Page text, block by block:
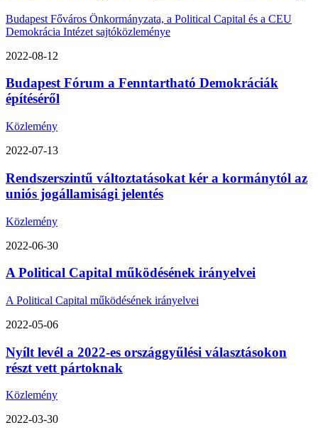
Budapest Főváros Önkormányzata, a Political Capital és a CEU
Demokrácia Intézet sajtóközleménye
2022-08-12
Budapest Fórum a Fenntartható Demokráciák
építéséről
Közlemény
2022-07-13
Rendszerszintű változtatásokat kér a kormánytól az
uniós jogállamisági jelentés
Közlemény
2022-06-30
A Political Capital működésének irányelvei
A Political Capital működésének irányelvei
2022-05-06
Nyílt levél a 2022-es országgyűlési választásokon
részt vett pártoknak
Közlemény
2022-03-30